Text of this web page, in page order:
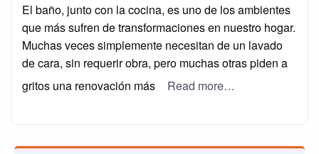
El baño, junto con la cocina, es uno de los ambientes
que más sufren de transformaciones en nuestro hogar.
Muchas veces simplemente necesitan de un lavado
de cara, sin requerir obra, pero muchas otras piden a
gritos una renovación más
Read more…